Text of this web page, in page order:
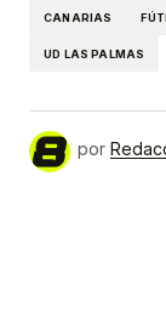
CANARIAS
UD LAS PALMAS
por